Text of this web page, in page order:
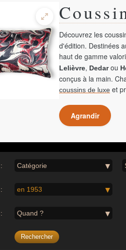
Découvrez les
d'édition. Destinées
haut de gamme
Lelièvre, Dedarou
conçus à la main.
coussins de luxe et
Agrandir
Catégorie
en 1953
Quand ?